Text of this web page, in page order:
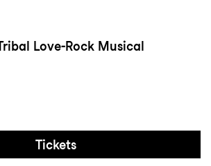
Love-Rock Musical
Tickets